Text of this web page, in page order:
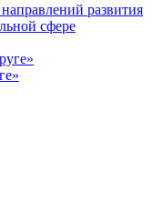
развития
сфере